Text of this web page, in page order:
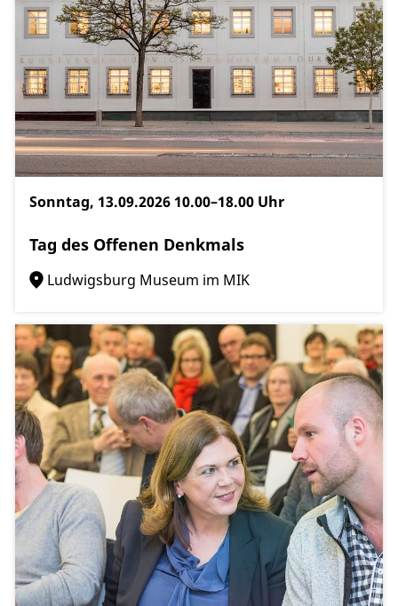
Sonntag, 13.09.2026 10.00–18.00 Uhr
Tag des Offenen Denkmals
Ludwigsburg Museum im MIK